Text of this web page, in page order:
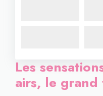
Les
airs, le